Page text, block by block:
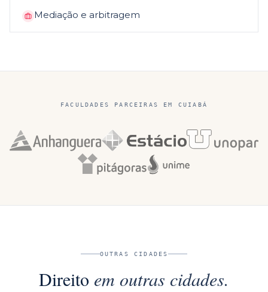
Mediação e arbitragem
FACULDADES PARCEIRAS EM CUIABÁ
OUTRAS CIDADES
Direito em outras cidades.